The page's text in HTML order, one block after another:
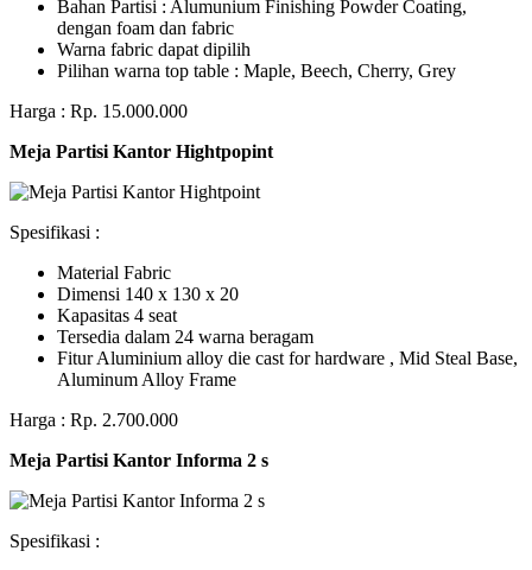
Bahan Partisi : Alumunium Finishing Powder Coating,
dengan foam dan fabric
Warna fabric dapat dipilih
Pilihan warna top table : Maple, Beech, Cherry, Grey
Harga : Rp. 15.000.000
Meja Partisi Kantor Hightpopint
Spesifikasi :
Material Fabric
Dimensi 140 x 130 x 20
Kapasitas 4 seat
Tersedia dalam 24 warna beragam
Fitur Aluminium alloy die cast for hardware , Mid Steal Base,
Aluminum Alloy Frame
Harga : Rp. 2.700.000
Meja Partisi Kantor Informa 2 s
Spesifikasi :